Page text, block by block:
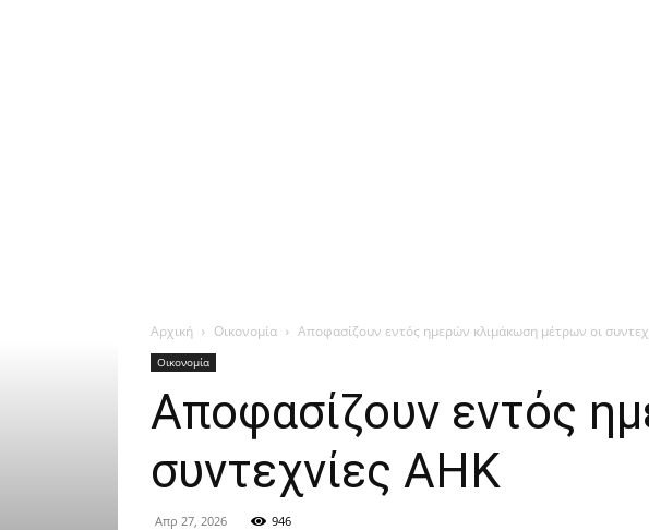
Αρχική Οικονομία Αποφασίζουν εντός ημερών κλιμάκωση μέτρων οι
Οικονομία
Αποφασίζουν εντός
συντεχνίες ΑΗΚ
Απρ 27, 2026 946